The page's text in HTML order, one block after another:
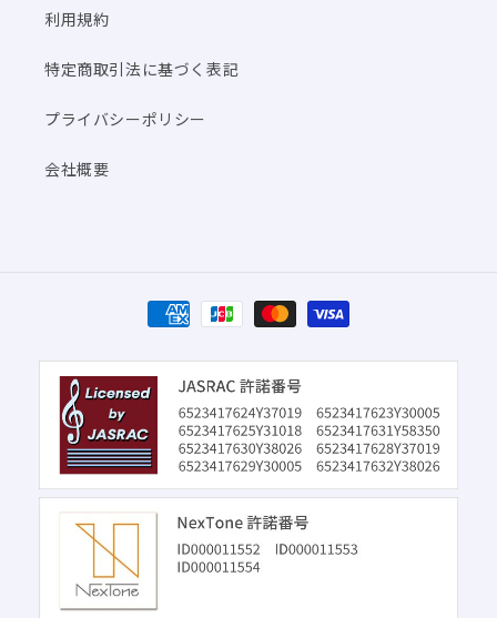
利用規約
特定商取引法に基づく表記
プライバシーポリシー
会社概要
決
済
方
法